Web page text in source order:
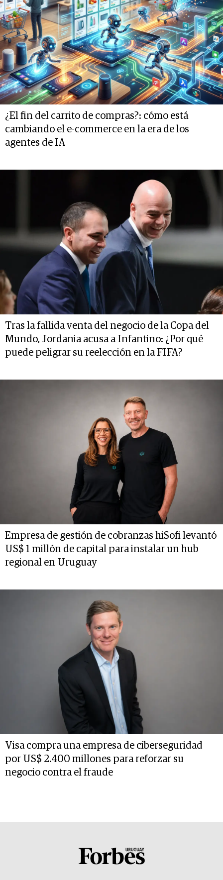
¿El fin del carrito de compras?: cómo está
cambiando el e-commerce en la era de los
agentes de IA
Tras la fallida venta del negocio de la Copa del
Mundo, Jordania acusa a Infantino: ¿Por qué
puede peligrar su reelección en la FIFA?
Empresa de gestión de cobranzas hiSofi levantó
US$ 1 millón de capital para instalar un hub
regional en Uruguay
Visa compra una empresa de ciberseguridad
por US$ 2.400 millones para reforzar su
negocio contra el fraude